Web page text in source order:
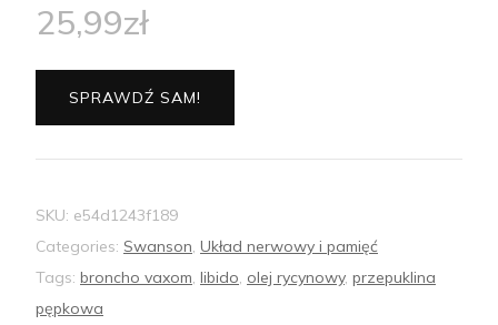
25,99zł
SPRAWDŹ SAM!
SKU: e54d1243f189
Categories: Swanson, Układ nerwowy i pamięć
Tags: broncho vaxom, libido, olej rycynowy, przepuklina
pępkowa